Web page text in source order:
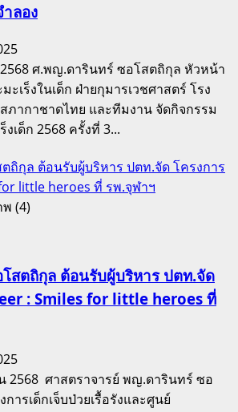
ลอง
ศ.พญ.ดารินทร์ ซอโสตถิกุล หัวหน้า
เร็งในเด็ก ฝ่ายกุมารเวชศาสตร์ โรง
ภากาชาดไทย และทีมงาน จัดกิจกรรม
เด็ก 2568 ครั้งที่ 3...
ถิกุล ต้อนรับผู้บริหาร ปตท.จัด โครงการ
little heroes ที่ รพ.จุฬาฯ
สตถิกุล ต้อนรับผู้บริหาร ปตท.จัด
: Smiles for little heroes ที่
2568 ศาสตราจารย์ พญ.ดารินทร์ ซอ
ารเด็กเจ็บป่วยเรื้อรังและศูนย์